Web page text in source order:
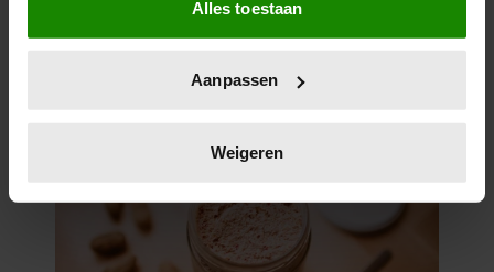
Informatie verzamelen over uw geografische
locatie, die tot een paar meter nauwkeurig kan zijn
scannen op specifieke eigenschappen (fingerprinting)
verwerkt en stel uw voorkeuren in het
intrekken in de Cookieverklaring.
We gebruiken cookies om content en advertenties te
Alles toestaan
Aanpassen
Weigeren